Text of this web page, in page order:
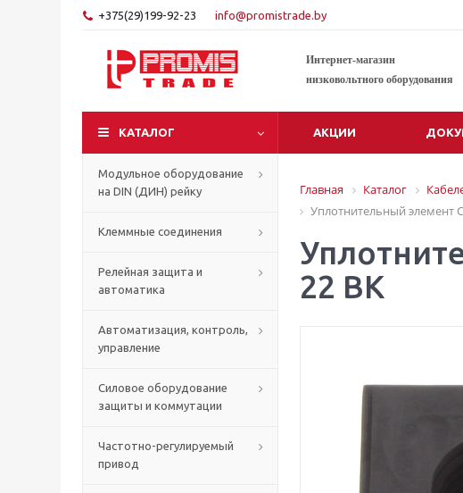
+375(29)199-92-23 info@promistrade.by
Интернет-магазин
низковольтного оборудования
КАТАЛОГ АКЦИИ
Модульное оборудование
на DIN (ДИН) рейку
Клеммные соединения
Релейная защита и
автоматика
Автоматизация, контроль,
управление
Силовое оборудование
защиты и коммутации
Частотно-регулируемый
привод
Главная Каталог
Уплотнительный элемент
22 BK